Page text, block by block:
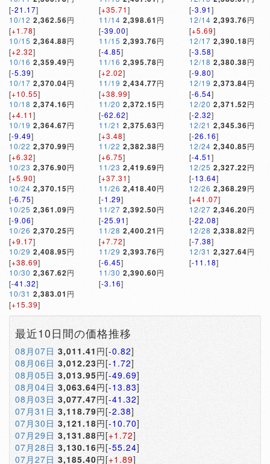
[-21.17]
10/12 2,362.56円
[+1.78]
10/15 2,364.88円
[+2.32]
10/16 2,359.49円
[-5.39]
10/17 2,370.04円
[+10.55]
10/18 2,374.16円
[+4.11]
10/19 2,364.67円
[-9.49]
10/22 2,370.99円
[+6.32]
10/23 2,376.90円
[+5.90]
10/24 2,370.15円
[-6.75]
10/25 2,361.09円
[-9.06]
10/26 2,370.25円
[+9.17]
10/29 2,408.95円
[+38.69]
10/30 2,367.62円
[-41.32]
10/31 2,383.01 円
[+15.39]
[+35.71]
11/14 2,398.61 円
[-39.00]
11/15 2,393.76円
[-4.85]
11/16 2,395.78円
[+2.02]
11/19 2,434.77円
[+38.99]
11/20 2,372.15円
[-62.62]
11/21 2,375.63円
[+3.48]
11/22 2,382.38円
[+6.75]
11/23 2,419.69円
[+37.31]
11/26 2,418.40円
[-1.29]
11/27 2,392.50円
[-25.91]
11/28 2,400.21 円
[+7.72]
11/29 2,393.76円
[-6.45]
11/30 2,390.60円
[-3.16]
[-3.91]
12/14 2,393.76円
[+5.69]
12/17 2,390.18円
[-3.58]
12/18 2,380.38円
[-9.80]
12/19 2,373.84円
[-6.54]
12/20 2,371.52円
[-2.32]
12/21 2,345.36円
[-26.16]
12/24 2,340.85円
[-4.51]
12/25 2,327.22円
[-13.64]
12/26 2,368.29円
[+41.07]
12/27 2,346.20円
[-22.08]
12/28 2,338.82円
[-7.38]
12/31 2,327.64円
[-11.18]
最近10日間の価格推移
08月07日 3,011.41 円[-0.82]
08月06日 3,012.23円[-1.72]
08月05日 3,013.95円[-49.69]
08月04日 3,063.64円[-13.83]
08月03日 3,077.47円[-41.32]
07月31日 3,118.79円[-2.38]
07月30日 3,121.18円[-10.70]
07月29日 3,131.88円[+1.72]
07月28日 3,130.16円[-55.24]
07月27日 3,185.40円[+1.89]